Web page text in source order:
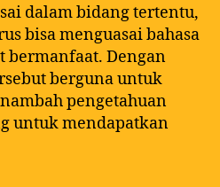
dalam bidang tertentu,
bisa menguasai bahasa
bermanfaat. Dengan
berguna untuk
pengetahuan
untuk mendapatkan